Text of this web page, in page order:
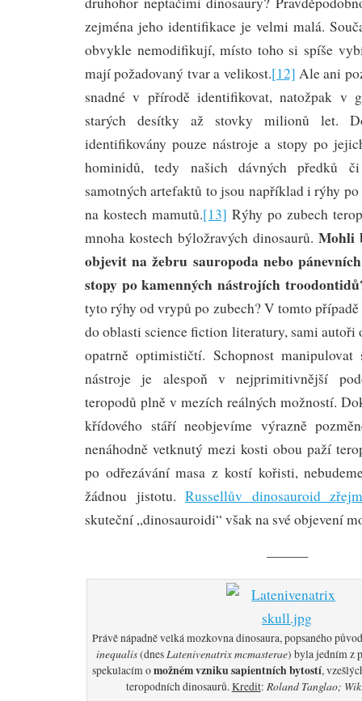
zejména jeho identifikace je velmi malá.
obvykle nemodifikují, místo toho si spíše
mají požadovaný tvar a velikost.[12] Ale ani
snadné v přírodě identifikovat, natožpak v
starých desítky až stovky milionů let.
identifikovány pouze nástroje a stopy po
hominidů, tedy našich dávných předků
samotných artefaktů to jsou například i rýhy
na kostech mamutů.[13] Rýhy po zubech
mnoha kostech býložravých dinosaurů.Mohli
objevit na žebru sauropoda nebo
stopy po kamenných nástrojích
tyto rýhy od vrypů po zubech? V tomto případě
do oblasti science fiction literatury, sami autoři
opatrně optimističtí. Schopnost
nástroje je alespoň v nejprimitivnější
teropodů plně v mezích reálných možností.
křídového stáří neobjevíme výrazně
nenáhodně vetknutý mezi kosti obou paží
po odřezávání masa z kostí kořisti,
žádnou jistotu.Russellův dinosauroid
skuteční „dinosauroidi“ však na své objevení
———
Právě nápadně velká mozkovna dinosaura, popsaného
inequalis(dnes Latenivenatrix mcmasterae) byla jedním z
spekulacím omožném vzniku sapientních bytostí,
teropodních dinosaurů.Kredit: Roland Tanglao;